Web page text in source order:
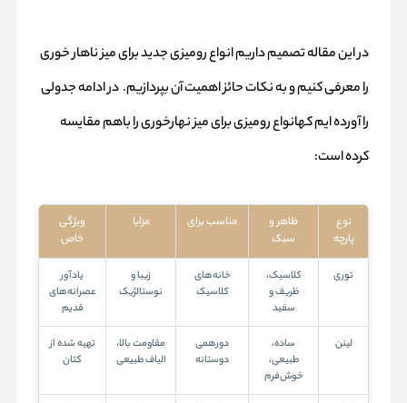
در این مقاله تصمیم داریم انواع رومیزی جدید برای میز ناهار خوری
را معرفی کنیم و به نکات حائز اهمیت آن بپردازیم. در ادامه جدولی
را آورده ایم کهانواع رومیزی برای میز نهارخوری را باهم مقایسه
کرده است:
نوع
پارچه
ظاهر و
سبک
مناسب برای مزایا
ویژگی
خاص
توری
کلاسیک،
ظریف و
سفید
خانه‌های
کلاسیک
زیبا و
نوستالژیک
یادآور
عصرانه‌های
قدیم
لینن
ساده،
طبیعی،
خوش‌فرم
دورهمی
دوستانه
مقاومت بالا،
الیاف طبیعی
تهیه شده از
کتان